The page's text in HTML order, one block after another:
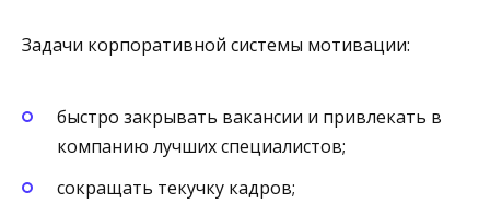
Задачи корпоративной системы мотивации:
быстро закрывать вакансии и привлекать в
компанию лучших специалистов;
сокращать текучку кадров;